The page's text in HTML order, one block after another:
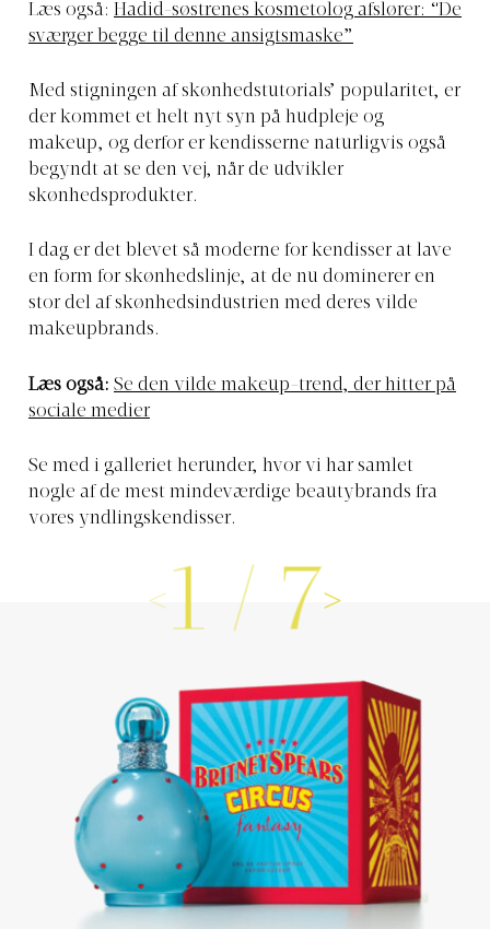
Læs også: Hadid-søstrenes kosmetolog afslører: “De
sværger begge til denne ansigtsmaske”
Med stigningen af skønhedstutorials’ popularitet, er
der kommet et helt nyt syn på hudpleje og
makeup, og derfor er kendisserne naturligvis også
begyndt at se den vej, når de udvikler
skønhedsprodukter.
I dag er det blevet så moderne for kendisser at lave
en form for skønhedslinje, at de nu dominerer en
stor del af skønhedsindustrien med deres vilde
makeupbrands.
Læs også: Se den vilde makeup-trend, der hitter på
sociale medier
Se med i galleriet herunder, hvor vi har samlet
nogle af de mest mindeværdige beautybrands fra
vores yndlingskendisser.
1 / 7